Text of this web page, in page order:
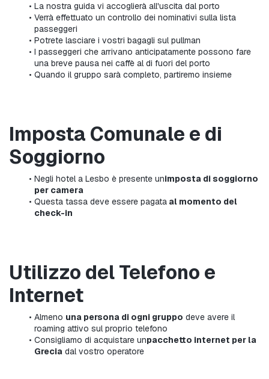
La nostra guida vi accoglierà all'uscita dal porto
Verrà effettuato un controllo dei nominativi sulla lista
passeggeri
Potrete lasciare i vostri bagagli sul pullman
I passeggeri che arrivano anticipatamente possono fare
una breve pausa nei caffè al di fuori del porto
Quando il gruppo sarà completo, partiremo insieme
Imposta Comunale e di
Soggiorno
Negli hotel a Lesbo è presente unimposta di soggiorno
per camera
Questa tassa deve essere pagata al momento del
check-in
Utilizzo del Telefono e
Internet
Almeno una persona di ogni gruppo deve avere il
roaming attivo sul proprio telefono
Consigliamo di acquistare unpacchetto internet per la
Grecia dal vostro operatore